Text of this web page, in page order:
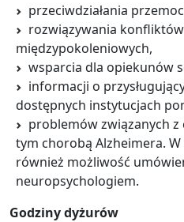
przeciwdziałania
rozwiązywania
międzypokoleniowych,
wsparcia dla opiekunów
informacji o
dostępnych instytucjach
problemów związanych
tym chorobą Alzheimera.
również możliwość
neuropsychologiem.
Godziny dyżurów